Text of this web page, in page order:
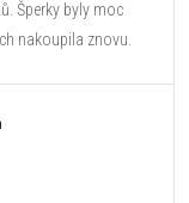
Šperky byly moc
nakoupila znovu.